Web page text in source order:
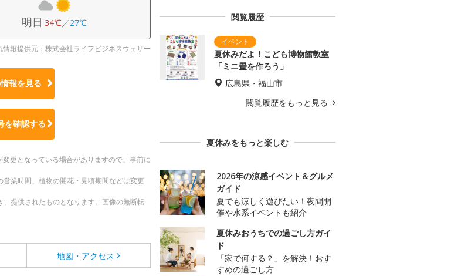
明日 34℃／27℃
情報提供元：株式会社ライフビジネスウェザー
情報を見る
を確認する
更となっている場合がありますので、事前に
業時間、植物の開花・見頃期間などは変更
提供されたものとなります。画像の無断転
地図・アクセス
閲覧履歴
夏休みだよ！こども博物館教室
「ミニ畳を作ろう」
広島県・福山市
閲覧履歴をもっと見る
夏休みをもっと楽しむ
2026年の涼感イベント＆グルメ
ガイド
夏でも涼しく遊びたい！夜間開
催や水系イベントも紹介
夏休みおうちでの過ごし方ガイ
ド
「家で何する？」を解決！おす
すめの過ごし方